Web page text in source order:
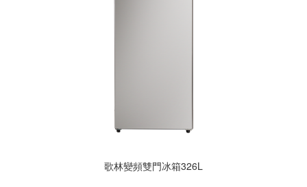
歌林變頻雙門冰箱326L